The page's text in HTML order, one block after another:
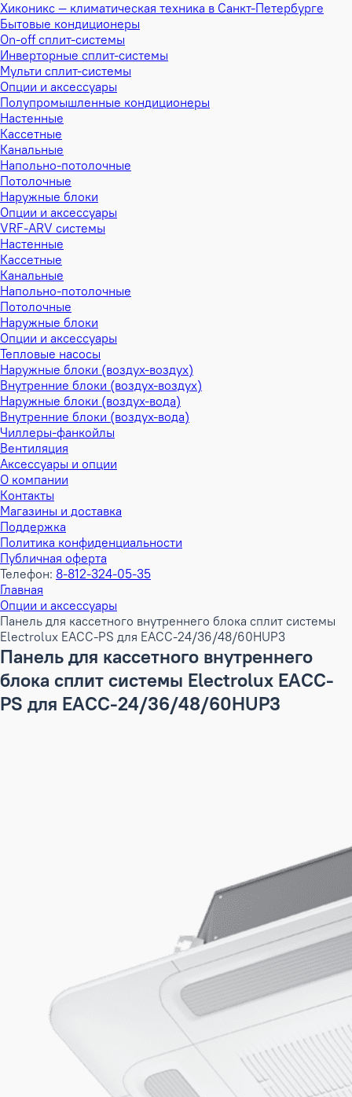
Хиконикс — климатическая техника в Санкт-Петербурге
Бытовые кондиционеры
On-off сплит-системы
Инверторные сплит-системы
Мульти сплит-системы
Опции и аксессуары
Полупромышленные кондиционеры
Настенные
Кассетные
Канальные
Напольно-потолочные
Потолочные
Наружные блоки
Опции и аксессуары
VRF-ARV системы
Настенные
Кассетные
Канальные
Напольно-потолочные
Потолочные
Наружные блоки
Опции и аксессуары
Тепловые насосы
Наружные блоки (воздух-воздух)
Внутренние блоки (воздух-воздух)
Наружные блоки (воздух-вода)
Внутренние блоки (воздух-вода)
Чиллеры-фанкойлы
Вентиляция
Аксессуары и опции
О компании
Контакты
Магазины и доставка
Поддержка
Политика конфиденциальности
Публичная оферта
Телефон: 8-812-324-05-35
Главная
Опции и аксессуары
Панель для кассетного внутреннего блока сплит системы
Electrolux EACC-PS для EACC-24/36/48/60HUP3
Панель для кассетного внутреннего
блока сплит системы Electrolux EACC-
PS для EACC-24/36/48/60HUP3